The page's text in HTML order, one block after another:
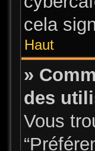
cela
Haut
»
des
Vous